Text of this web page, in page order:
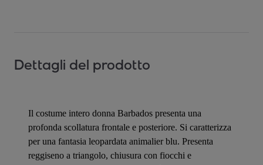
Dettagli del prodotto
Il costume intero donna Barbados presenta una
profonda scollatura frontale e posteriore. Si caratterizza
per una fantasia leopardata animalier blu. Presenta
reggiseno a triangolo, chiusura con fiocchi e